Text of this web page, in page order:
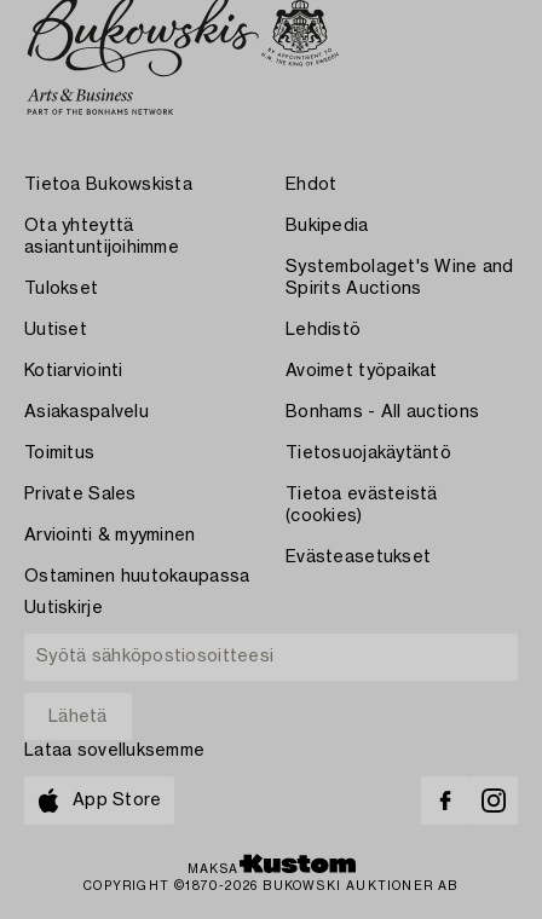
Tietoa Bukowskista
Ota yhteyttä
asiantuntijoihimme
Tulokset
Uutiset
Kotiarviointi
Asiakaspalvelu
Toimitus
Private Sales
Arviointi & myyminen
Ostaminen huutokaupassa
Ehdot
Bukipedia
Systembolaget's Wine and
Spirits Auctions
Lehdistö
Avoimet työpaikat
Bonhams - All auctions
Tietosuojakäytäntö
Tietoa evästeistä
(cookies)
Evästeasetukset
Uutiskirje
Lataa sovelluksemme
App Store
MAKSA
COPYRIGHT ©1870-2026 BUKOWSKI AUKTIONER AB